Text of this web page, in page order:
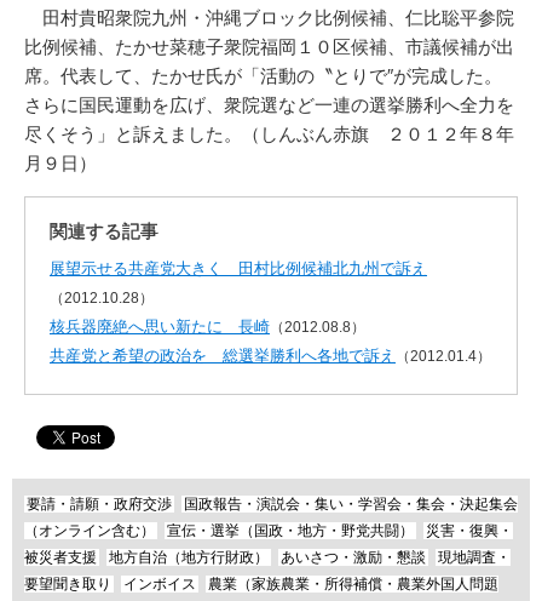
田村貴昭衆院九州・沖縄ブロック比例候補、仁比聡平参院
比例候補、たかせ菜穂子衆院福岡１０区候補、市議候補が出
席。代表して、たかせ氏が「活動の〝とりで″が完成した。
さらに国民運動を広げ、衆院選など一連の選挙勝利へ全力を
尽くそう」と訴えました。（しんぶん赤旗 ２０１２年８年
月９日）
関連する記事
展望示せる共産党大きく 田村比例候補北九州で訴え
（2012.10.28）
核兵器廃絶へ思い新たに 長崎 （2012.08.8）
共産党と希望の政治を 総選挙勝利へ各地で訴え （2012.01.4）
要請・請願・政府交渉
国政報告・演説会・集い・学習会・集会・決起集会
（オンライン含む）
宣伝・選挙（国政・地方・野党共闘）
災害・復興・
被災者支援
地方自治（地方行財政） あいさつ・激励・懇談
現地調査・
要望聞き取り
インボイス
農業（家族農業・所得補償・農業外国人問題